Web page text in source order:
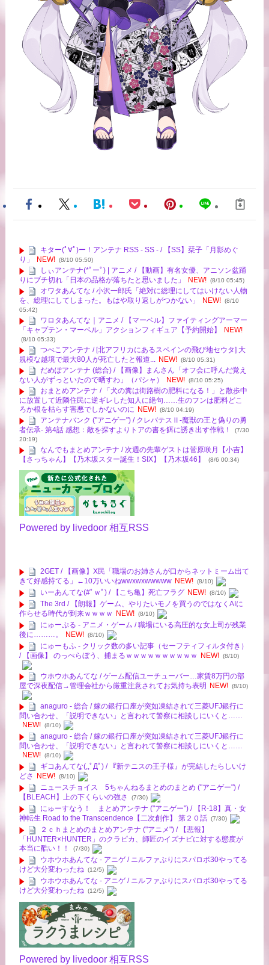
キター(ﾟ∀ﾟ)ー！アンテナ RSS - SS - / 【SS】栞子「月影めぐ
り」
NEW! (8/10 05:50)
しぃアンテナ(*ﾟーﾟ) | アニメ / 【動画】有名女優、アニソン盆踊
りにブチ切れ「日本の品格が落ちたと思いました」
NEW! (8/10 05:45)
オワタあんてな / 小沢一郎氏「絶対に総理にしてはいけない人物
を、総理にしてしまった。もはや取り返しがつかない」
NEW! (8/10
05:42)
ワロタあんてな｜アニメ / 【マーベル】ファイティングアーマー
「キャプテン・マーベル」アクションフィギュア【予約開始】
NEW!
(8/10 05:33)
つべこアンテナ / [北アフリカにあるスペインの飛び地セウタ] 大
規模な越境で最大80人が死亡したと報道... NEW! (8/10 05:31)
だめぽアンテナ (総合) / 【画像】まんさん「オフ会に呼んだ覚え
ない人がずっといたので晒すわ」（パシャ）
NEW! (8/10 05:25)
おまとめアンテナ / 「犬の糞は街路樹の肥料になる！」と散歩中
に放置して近隣住民に逆ギレした知人に絶句……生のフンは肥料どこ
ろか根を枯らす害悪でしかないのに NEW! (8/10 04:19)
アンテナバンク ("アニゲー") / クレバテスⅡ-魔獣の王と偽りの勇
者伝承- 第4話 感想：敵を探すよりトアの書を餌に誘き出す作戦！
(7/30
20:19)
なんでもまとめアンテナ / 次週の先輩ゲストは菅原咲月【小吉】
【さっちゃん】【乃木坂スター誕生！SIX】【乃木坂46】
(8/6 00:34)
Powered by livedoor 相互RSS
2GET / 【画像】X民「職場のお姉さんが口からネットミーム出て
きて好感持てる」←10万いいねwwxwxwwwww NEW! (8/10)
いーあんてな(#ﾟｗﾟ) / 【こち亀】死亡フラグ NEW! (8/10)
The 3rd / 【朗報】ゲーム、やりたいモノを買うのではなくAIに
作らせる時代が到来ｗｗｗｗ
NEW! (8/10)
にゅーぷる - アニメ・ゲーム / 職場にいる高圧的な女上司が残業
後に………。
NEW! (8/10)
にゅーもふ - クリック数の多い記事（セーフティフィルタ付き）
/ 【画像】 のっぺらぼう、捕まるｗｗｗｗｗｗｗｗｗｗ NEW! (8/10)
ウホウホあんてな / ゲーム配信ユーチューバー…家賃8万円の部
屋で深夜配信→管理会社から厳重注意されてお気持ち表明 NEW! (8/10)
anaguro - 総合 / 嫁の銀行口座が突如凍結されて三菱UFJ銀行に
問い合わせ、「説明できない」と言われて警察に相談しにいくと……
NEW! (8/10)
anaguro - 総合 / 嫁の銀行口座が突如凍結されて三菱UFJ銀行に
問い合わせ、「説明できない」と言われて警察に相談しにいくと……
NEW! (8/10)
ギコあんてな(,,ﾟДﾟ) / 『新テニスの王子様』が完結したらしいけ
どさ
NEW! (8/10)
ニュースチョイス 5ちゃんねるまとめのまとめ ("アニゲー") /
【BLEACH】上の下くらいの強さ
(7/30)
にゅーすなう！ まとめアンテナ ("アニゲー") / 【R-18】真・女
神転生 Road to the Transcendence【二次創作】 第２０話 (7/30)
２ｃｈまとめのまとめアンテナ ("アニメ") / 【悲報】
「HUNTER×HUNTER」のクラピカ、師匠のイズナビに対する態度が
本当に酷い！！
(7/30)
ウホウホあんてな - アニゲ / ニルファぶりにスパロボ30やってる
けど大分変わったね (12/5)
ウホウホあんてな - アニゲ / ニルファぶりにスパロボ30やってる
けど大分変わったね (12/5)
Powered by livedoor 相互RSS